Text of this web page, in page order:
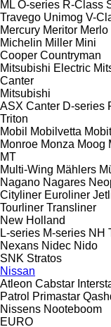
ML O-series R-Class
Travego Unimog V-
Mercury Meritor Merlo
Michelin Miller Mini
Cooper Countryman
Mitsubishi Electric
Canter
Mitsubishi
ASX Canter D-series
Triton
Mobil
Mobilvetta
Monroe Monza Moog
MT
Multi-Wing Mählers
Nagano Nagares
Cityliner Euroliner
Tourliner Transliner
New Holland
L-series M-series NH
Nexans Nidec Nido
SNK Stratos
Nissan
Atleon Cabstar
Patrol Primastar
Nissens Nooteboom
EURO